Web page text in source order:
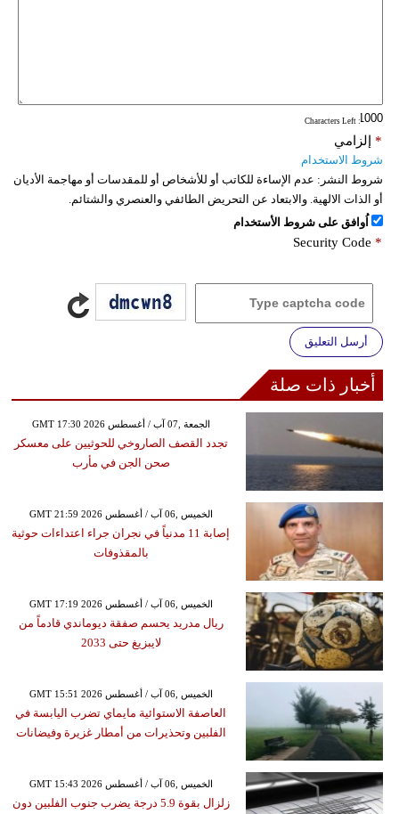
: Characters Left
إلزامي *
شروط الاستخدام
شروط النشر: عدم الإساءة للكاتب أو للأشخاص أو للمقدسات أو مهاجمة الأديان
أو الذات الالهية. والابتعاد عن التحريض الطائفي والعنصري والشتائم.
اُوافق على شروط الأستخدام
Security Code *
أرسل التعليق
أخبار ذات صلة
GMT 17:30 2026 الجمعة ,07 آب / أغسطس
تجدد القصف الصاروخي للحوثيين على معسكر
صحن الجن في مأرب
GMT 21:59 2026 الخميس ,06 آب / أغسطس
إصابة 11 مدنياً في نجران جراء اعتداءات حوثية
بالمقذوفات
GMT 17:19 2026 الخميس ,06 آب / أغسطس
ريال مدريد يحسم صفقة ديوماندي قادماً من
لايبزيغ حتى 2033
GMT 15:51 2026 الخميس ,06 آب / أغسطس
العاصفة الاستوائية مايماي تضرب اليابسة في
الفلبين وتحذيرات من أمطار غزيرة وفيضانات
GMT 15:43 2026 الخميس ,06 آب / أغسطس
زلزال بقوة 5.9 درجة يضرب جنوب الفلبين دون